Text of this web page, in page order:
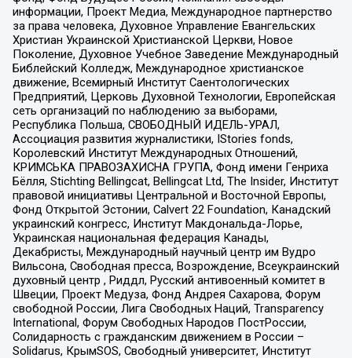
информации, Проект Медиа, Международное партнерство
за права человека, Духовное Управление Евангельских
Христиан Украинской Христианской Церкви, Новое
Поколение, Духовное Учебное Заведение Международный
Библейский Колледж, Международное христианское
движение, Всемирный Институт Саентологических
Предприятий, Церковь Духовной Технологии, Европейская
сеть организаций по наблюдению за выборами,
Республика Польша, СВОБОДНЫЙ ИДЕЛЬ-УРАЛ,
Ассоциация развития журналистики, IStories fonds,
Королевский Институт Международных Отношений,
КРИМСЬКА ПРАВОЗАХИСНА ГРУПА, Фонд имени Генриха
Бёлля, Stichting Bellingcat, Bellingcat Ltd, The Insider, Институт
правовой инициативы Центральной и Восточной Европы,
Фонд Открытой Эстонии, Calvert 22 Foundation, Канадский
украинский конгресс, Институт Макдональда-Лорье,
Украинская национальная федерация Канады,
Декабристы, Международный научный центр им Вудро
Вильсона, Свободная пресса, Возрождение, Всеукраинский
духовный центр , Риддл, Русский антивоенный комитет в
Швеции, Проект Медуза, Фонд Андрея Сахарова, Форум
свободной России, Лига Свободных Наций, Transparеncy
International, Форум Свободных Народов ПостРоссии,
Солидарность с гражданским движением в России –
Solidarus, КрымSOS, Свободный университет, Институт